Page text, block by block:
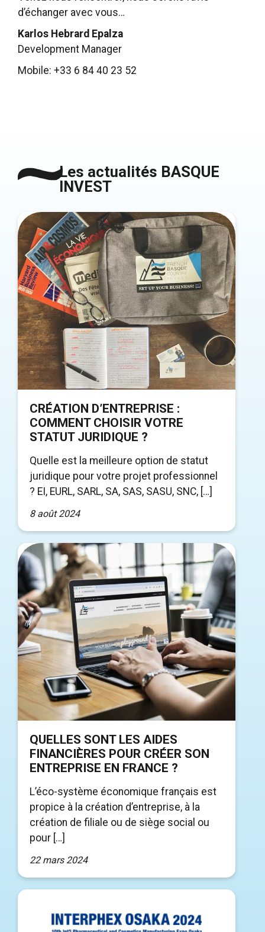
d’échanger avec vous…
Karlos Hebrard Epalza
Development Manager
Mobile: +33 6 84 40 23 52
Les actualités BASQUE
INVEST
CRÉATION D’ENTREPRISE :
COMMENT CHOISIR VOTRE
STATUT JURIDIQUE ?
Quelle est la meilleure option de statut
juridique pour votre projet professionnel
? EI, EURL, SARL, SA, SAS, SASU, SNC, […]
8 août 2024
QUELLES SONT LES AIDES
FINANCIÈRES POUR CRÉER SON
ENTREPRISE EN FRANCE ?
L’éco-système économique français est
propice à la création d’entreprise, à la
création de filiale ou de siège social ou
pour […]
22 mars 2024